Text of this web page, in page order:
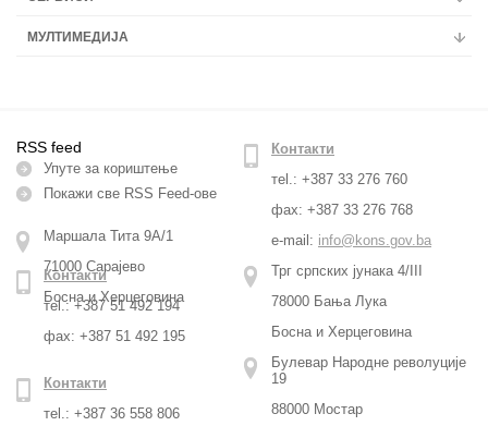
МУЛТИМЕДИЈА
RSS feed
Упуте за кориштење
Покажи све RSS Feed-ове
Маршала Тита 9А/1
71000 Сарајево
Босна и Херцеговина
Контакти
тel.: +387 33 276 760
фax: +387 33 276 768
e-mail: info@kons.gov.ba
Трг српских јунака 4/III
78000 Бања Лука
Босна и Херцеговина
Контакти
тel.: +387 51 492 194
фax: +387 51 492 195
Булевар Народне револуције
19
88000 Мостар
Контакти
тel.: +387 36 558 806